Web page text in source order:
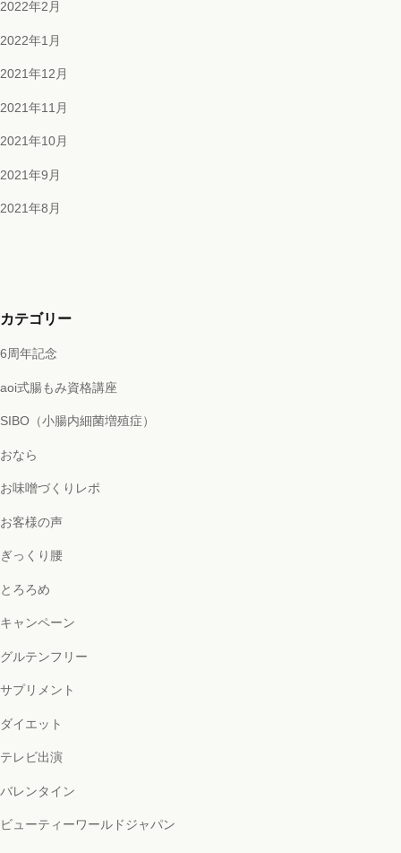
2022年2月
2022年1月
2021年12月
2021年11月
2021年10月
2021年9月
2021年8月
カテゴリー
6周年記念
aoi式腸もみ資格講座
SIBO（小腸内細菌増殖症）
おなら
お味噌づくりレポ
お客様の声
ぎっくり腰
とろろめ
キャンペーン
グルテンフリー
サプリメント
ダイエット
テレビ出演
バレンタイン
ビューティーワールドジャパン